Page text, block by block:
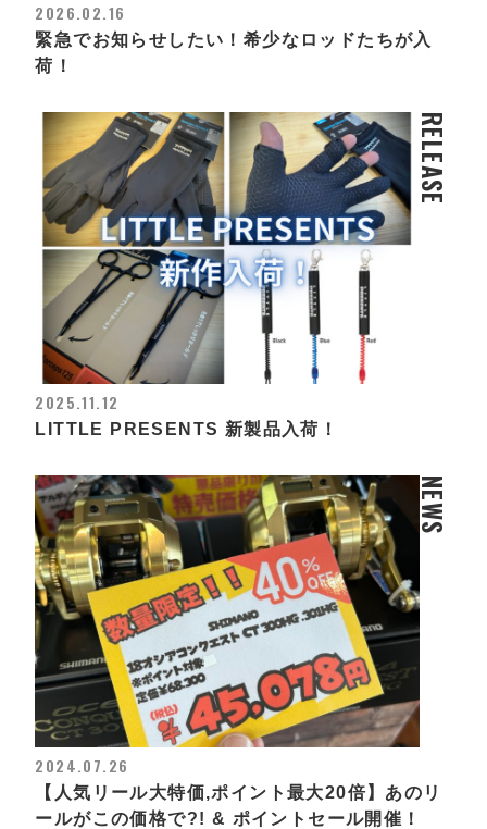
2026.02.16
緊急でお知らせしたい！希少なロッドたちが入
荷！
RELEASE
2025.11.12
LITTLE PRESENTS 新製品入荷！
NEWS
2024.07.26
【人気リール大特価,ポイント最大20倍】あのリ
ールがこの価格で?! & ポイントセール開催！